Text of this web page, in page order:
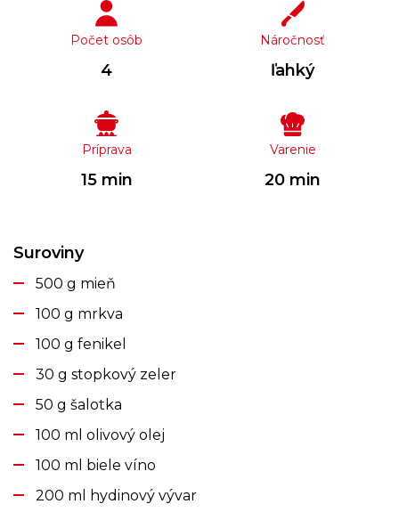
Počet osôb
4
Náročnosť
ľahký
Príprava
15 min
Varenie
20 min
Suroviny
500 g mieň
100 g mrkva
100 g fenikel
30 g stopkový zeler
50 g šalotka
100 ml olivový olej
100 ml biele víno
200 ml hydinový vývar